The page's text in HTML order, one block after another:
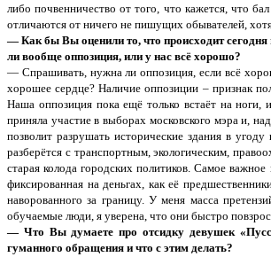
либо почвенничество от того, что кажется, что
отличаются от ничего не пишущих обывателей,
— Как бы Вы оценили то, что происходит сегодня
ли вообще оппозиция, или у нас всё хорошо?
— Спрашивать, нужна ли оппозиция, если всё
хорошее сердце? Наличие оппозиции – признак
Наша оппозиция пока ещё только встаёт на ноги,
приняла участие в выборах московского мэра и,
позволит разрушать исторические здания в
разберётся с транспортным, экологическим,
старая колода городских политиков. Самое
фиксированная на деньгах, как её
наворованного за границу. У меня масса
обучаемые люди, я уверена, что они быстро
— Что Вы думаете про отсидку девушек
гуманного обращения и что с этим делать?